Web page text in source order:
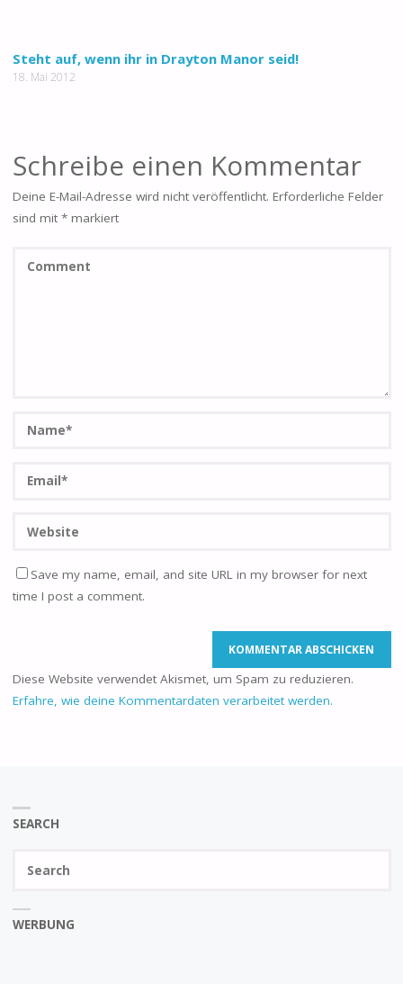
Steht auf, wenn ihr in Drayton Manor seid!
18. Mai 2012
Schreibe einen Kommentar
Deine E-Mail-Adresse wird nicht veröffentlicht. Erforderliche Felder
sind mit *markiert
Save my name, email, and site URL in my browser for next
time I post a comment.
Diese Website verwendet Akismet, um Spam zu reduzieren.
Erfahre, wie deine Kommentardaten verarbeitet werden.
SEARCH
WERBUNG